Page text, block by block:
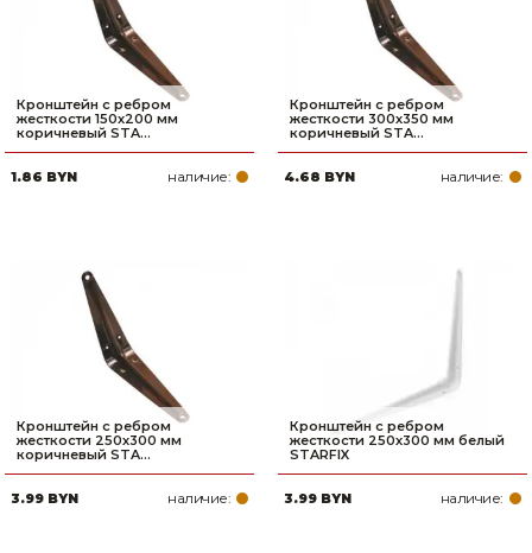
Кронштейн с ребром
жесткости 150х200 мм
коричневый STA...
1.86 BYN наличие:
Кронштейн с ребром
жесткости 300х350 мм
коричневый STA...
4.68 BYN наличие:
Кронштейн с ребром
жесткости 250х300 мм
коричневый STA...
3.99 BYN наличие:
Кронштейн с ребром
жесткости 250х300 мм белый
STARFIX
3.99 BYN наличие: